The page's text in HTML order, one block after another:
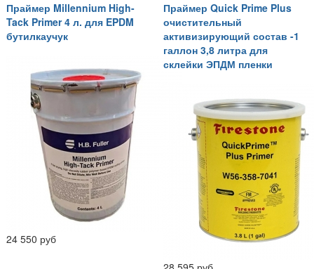
Праймер Millennium High-
Tack Primer 4 л. для EPDM
бутилкаучук
24 550 руб
Праймер Quick Prime Plus
очистительный
активизирующий состав -1
галлон 3,8 литра для
склейки ЭПДМ пленки